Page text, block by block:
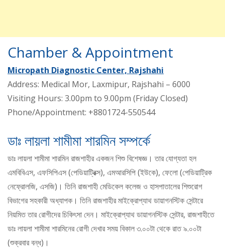
Chamber & Appointment
Micropath Diagnostic Center, Rajshahi
Address: Medical Mor, Laxmipur, Rajshahi – 6000
Visiting Hours: 3.00pm to 9.00pm (Friday Closed)
Phone/Appointment: +8801724-550544
ডাঃ লায়লা শামীমা শারমিন সম্পর্কে
ডাঃ লায়লা শামীমা শারমিন রাজশাহীর একজন শিশু বিশেষজ্ঞ। তার যোগ্যতা হল
এমবিবিএস, এফসিপিএস (পেডিয়াট্রিক্স), এমআরসিপি (ইউকে), ফেলো (পেডিয়াট্রিক
নেফ্রোলজি, এসজি)। তিনি রাজশাহী মেডিকেল কলেজ ও হাসপাতালের শিশুরোগ
বিভাগের সহকারী অধ্যাপক। তিনি রাজশাহীর মাইক্রোপ্যাথ ডায়াগনস্টিক সেন্টারে
নিয়মিত তার রোগীদের চিকিৎসা দেন। মাইক্রোপ্যাথ ডায়াগনস্টিক সেন্টার, রাজশাহীতে
ডাঃ লায়লা শামীমা শারমিনের রোগী দেখার সময় বিকাল ৩.০০টা থেকে রাত ৯.০০টা
(শুক্রবার বন্ধ)।